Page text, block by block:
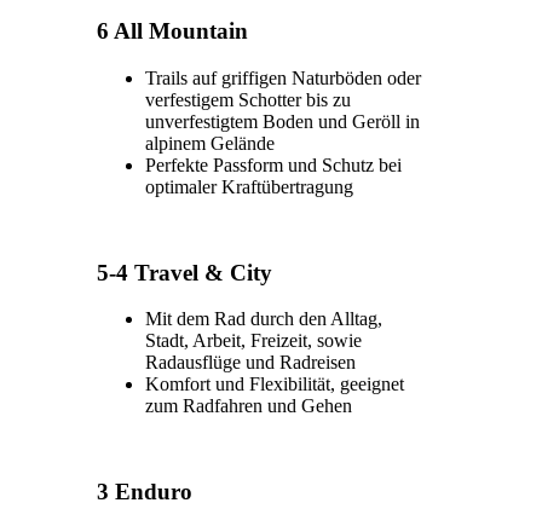
6 All Mountain
Trails auf griffigen Naturböden oder
verfestigem Schotter bis zu
unverfestigtem Boden und Geröll in
alpinem Gelände
Perfekte Passform und Schutz bei
optimaler Kraftübertragung
5-4 Travel & City
Mit dem Rad durch den Alltag,
Stadt, Arbeit, Freizeit, sowie
Radausflüge und Radreisen
Komfort und Flexibilität, geeignet
zum Radfahren und Gehen
3 Enduro